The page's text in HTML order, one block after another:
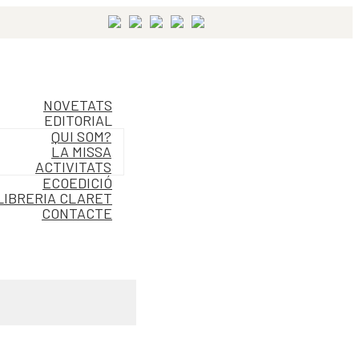
NOVETATS
EDITORIAL
QUI SOM?
LA MISSA
ACTIVITATS
ECOEDICIÓ
CLARET
CONTACTE